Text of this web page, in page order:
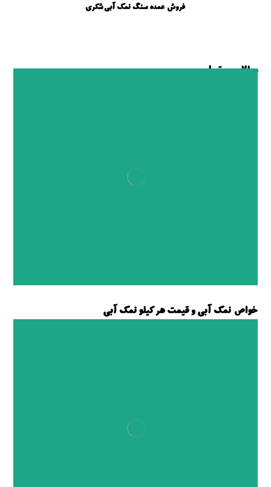
فروش عمده سنگ نمک آبی شکری
مطالب مرتبط ...
خواص نمک آبی و قیمت هر کیلو نمک آبی